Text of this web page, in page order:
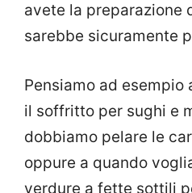
avete la preparazione
sarebbe sicuramente
Pensiamo ad
il soffritto per sughi e
dobbiamo pelare le
oppure a quando
verdure a fette sottili